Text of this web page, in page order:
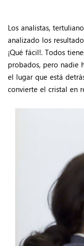
Los analistas,
analizado los
¡Qué fácil!. Todos
probados, pero nadie
el lugar que está
convierte el cristal en